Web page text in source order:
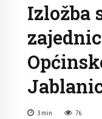
Izložba
3 min 76